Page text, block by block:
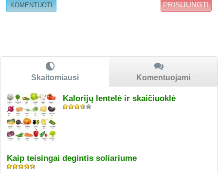
PRISIJUNGTI
Skaitomiausi Komentuojami
Kalorijų lentelė ir skaičiuoklė
Kaip teisingai degintis soliariume